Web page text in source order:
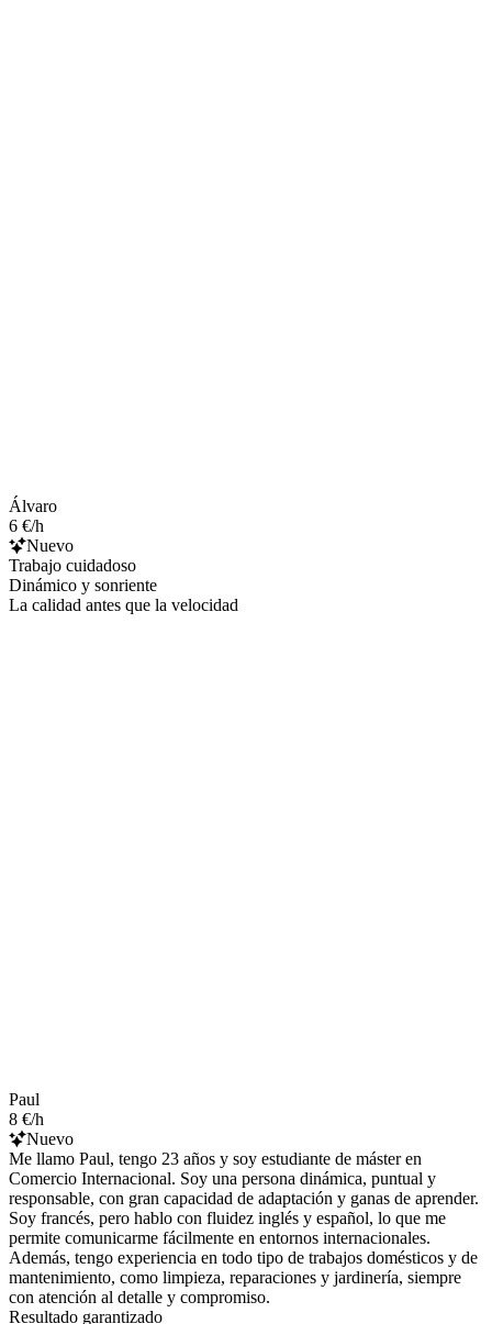
Álvaro
6 €/h
Nuevo
Trabajo cuidadoso
Dinámico y sonriente
La calidad antes que la velocidad
Paul
8 €/h
Nuevo
Me llamo Paul, tengo 23 años y soy estudiante de máster en
Comercio Internacional. Soy una persona dinámica, puntual y
responsable, con gran capacidad de adaptación y ganas de aprender.
Soy francés, pero hablo con fluidez inglés y español, lo que me
permite comunicarme fácilmente en entornos internacionales.
Además, tengo experiencia en todo tipo de trabajos domésticos y de
mantenimiento, como limpieza, reparaciones y jardinería, siempre
con atención al detalle y compromiso.
Resultado garantizado